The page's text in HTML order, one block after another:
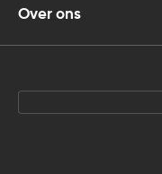
Over ons